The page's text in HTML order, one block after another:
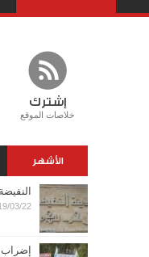
إشترك
خلاصات الموقع
الأشهر
03/22